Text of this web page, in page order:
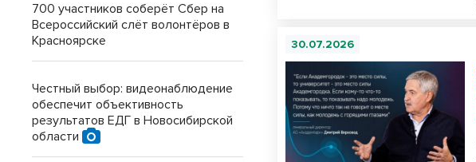
30.07.2026
700 участников соберёт Сбер на
Всероссийский слёт волонтёров в
Красноярске
Честный выбор: видеонаблюдение
обеспечит объективность
результатов ЕДГ в Новосибирской
области